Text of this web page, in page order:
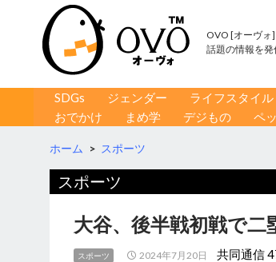
OVO [オーヴォ]
話題の情報を発
コンテンツへ移動
SDGs ジェンダー ライフスタイル
おでかけ
まめ学 デジもの ペ
ホーム > スポーツ
スポーツ
大谷、後半戦初戦で二
スポーツ 2024年7月20日 共同通信